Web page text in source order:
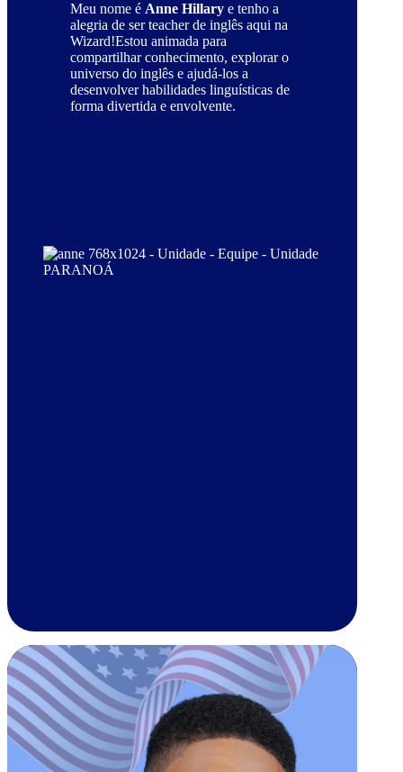
Meu nome é Anne Hillary e tenho a
alegria de ser teacher de inglês aqui na
Wizard!Estou animada para
compartilhar conhecimento, explorar o
universo do inglês e ajudá-los a
desenvolver habilidades linguísticas de
forma divertida e envolvente.